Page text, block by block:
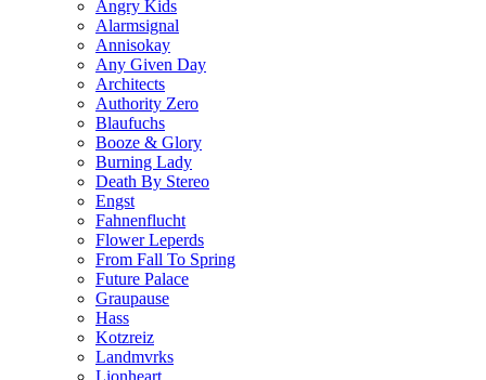
Angry Kids
Alarmsignal
Annisokay
Any Given Day
Architects
Authority Zero
Blaufuchs
Booze & Glory
Burning Lady
Death By Stereo
Engst
Fahnenflucht
Flower Leperds
From Fall To Spring
Future Palace
Graupause
Hass
Kotzreiz
Landmvrks
Lionheart